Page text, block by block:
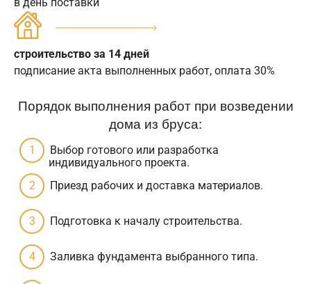
строительство за 14 дней
подписание акта выполненных работ, оплата 30%
Порядок выполнения работ при возведении
дома из бруса:
Выбор готового или разработка
индивидуального проекта.
Приезд рабочих и доставка материалов.
Подготовка к началу строительства.
Заливка фундамента выбранного типа.